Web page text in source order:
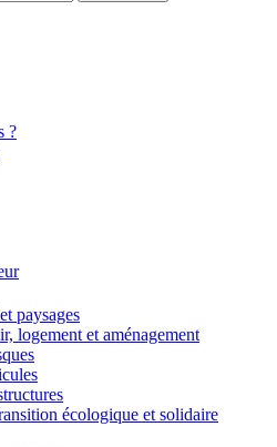
?
paysages
logement et aménagement
écologique et solidaire